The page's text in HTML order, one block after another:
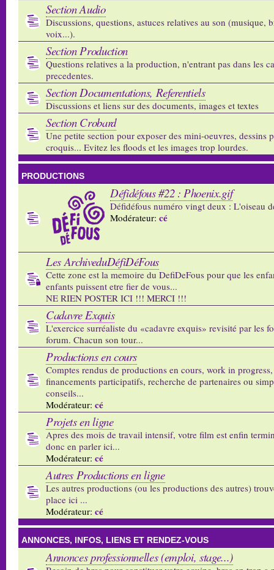
Section Audio
Discussions, questions, astuces relatives au son (musique,
voix...).
Section Production
Questions relatives a la production, n'entrant pas dans les
precedentes.
Section Documentations, Referentiels
Discussions et liens sur des documents, images et textes
Section Crobard
Une petite section pour exposer des mini-oeuvres, dessins
croquis... Evitez les floods et les images trop lourdes.
PRODUCTIONS
Défidéfous #22 : Phoenix.gif
Défidéfous numéro vingt deux : L'oiseau
Modérateur: cé
Les ArchiveduDéfiDéFous
Cette zone est la memoire du DefiDeFous pour que les
enfants puissent etre fier de vous...
NE RIEN POSTER ICI !!! MERCI !!!
Cadavre Exquis
L'exercice surréaliste du «cadavre exquis» revisité par les
forum. Chacun son tour...
Productions en cours
Comptes rendus de productions en cours, work in
financements participatifs, recherche de partenaires ou
conseils...
Modérateur: cé
Projets en ligne
Apres des mois de travail intensif, votre film est enfin
donc en parler ici...
Modérateur: cé
Autres Productions en ligne
Les autres productions (ou les productions des autres)
place ici ...
Modérateur: cé
ANNONCES, INFOS, LIENS ET RENDEZ-VOUS
Annonces professionnelles (emploi, stage...)